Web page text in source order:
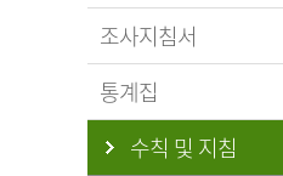
조사지침서
통계집
수칙 및 지침